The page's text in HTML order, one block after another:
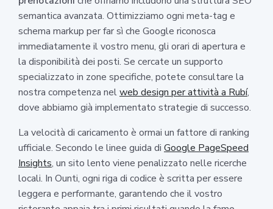
semantica avanzata. Ottimizziamo ogni meta-tag e
schema markup per far sì che Google riconosca
immediatamente il vostro menu, gli orari di apertura e
la disponibilità dei posti. Se cercate un supporto
specializzato in zone specifiche, potete consultare la
nostra competenza nelweb design per attività a Rubí,
dove abbiamo già implementato strategie di successo.
La velocità di caricamento è ormai un fattore di ranking
ufficiale. Secondo le linee guida di Google PageSpeed
Insights, un sito lento viene penalizzato nelle ricerche
locali. In Ounti, ogni riga di codice è scritta per essere
leggera e performante, garantendo che il vostro